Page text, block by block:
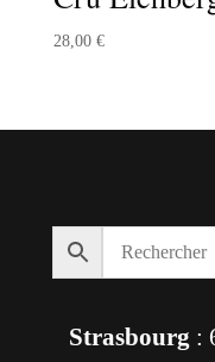
28,00 €
Strasbourg :